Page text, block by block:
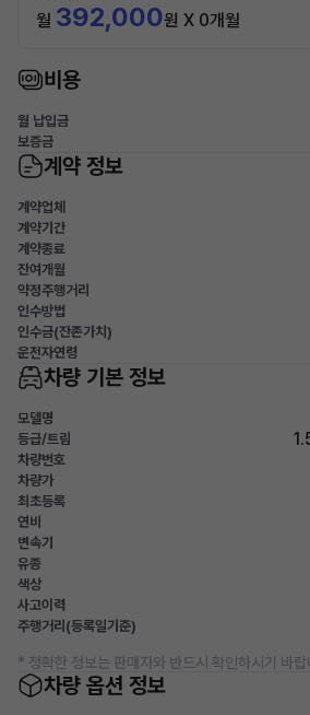
월 392,000원 X 0개월
비용
월 납입금
보증금
계약 정보
계약업체
계약기간
계약종료
잔여개월
약정주행거리
인수방법
인수금(잔존가치)
운전자연령
차량 기본 정보
모델명
등급/트림
차량번호
차량가
최초등록
연비
변속기
유종
색상
사고이력
주행거리(등록일기준)
* 정확한 정보는 판매자와 반드시 확인하시기 바랍
차량 옵션 정보